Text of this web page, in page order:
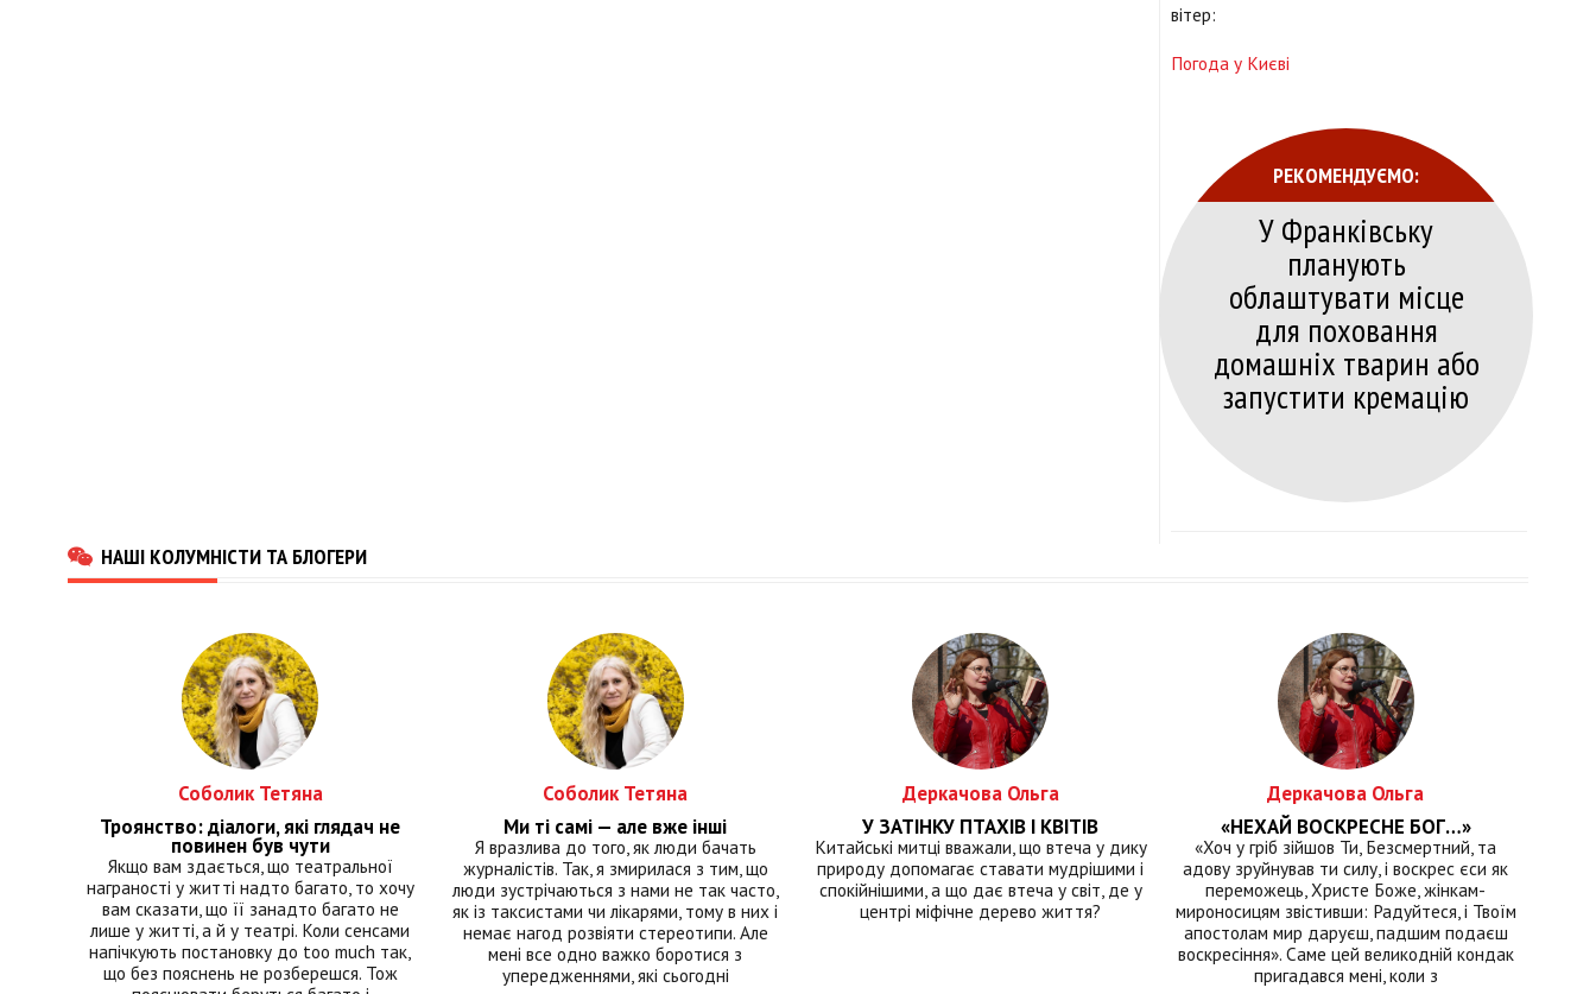
вітер:
Погода у Києві
РЕКОМЕНДУЄМО:
У Франківську
планують
облаштувати місце
для поховання
домашніх тварин або
запустити кремацію
НАШІ КОЛУМНІСТИ ТА БЛОГЕРИ
Соболик Тетяна
Троянство: діалоги, які глядач не
повинен був чути
Якщо вам здається, що театральної
награності у житті надто багато, то хочу
вам сказати, що її занадто багато не
лише у житті, а й у театрі. Коли сенсами
напічкують постановку до too much так,
що без пояснень не розберешся. Тож
Соболик Тетяна
Ми ті самі — але вже інші
Я вразлива до того, як люди бачать
журналістів. Так, я змирилася з тим, що
люди зустрічаються з нами не так часто,
як із таксистами чи лікарями, тому в них і
немає нагод розвіяти стереотипи. Але
мені все одно важко боротися з
упередженнями, які сьогодні
Деркачова Ольга
У ЗАТІНКУ ПТАХІВ І КВІТІВ
Китайські митці вважали, що втеча у дику
природу допомагає ставати мудрішими і
спокійнішими, а що дає втеча у світ, де у
центрі міфічне дерево життя?
Деркачова Ольга
«НЕХАЙ ВОСКРЕСНЕ БОГ…»
«Хоч у гріб зійшов Ти, Безсмертний, та
адову зруйнував ти силу, і воскрес єси як
переможець, Христе Боже, жінкам-
мироносицям звістивши: Радуйтеся, і Твоїм
апостолам мир даруєш, падшим подаєш
воскресіння». Саме цей великодній кондак
пригадався мені, коли з